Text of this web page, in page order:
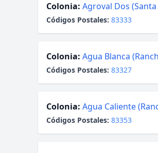
Colonia: Agroval Dos
Códigos Postales: 83333
Colonia: Agua Blanca
Códigos Postales: 83327
Colonia: Agua Caliente
Códigos Postales: 83353